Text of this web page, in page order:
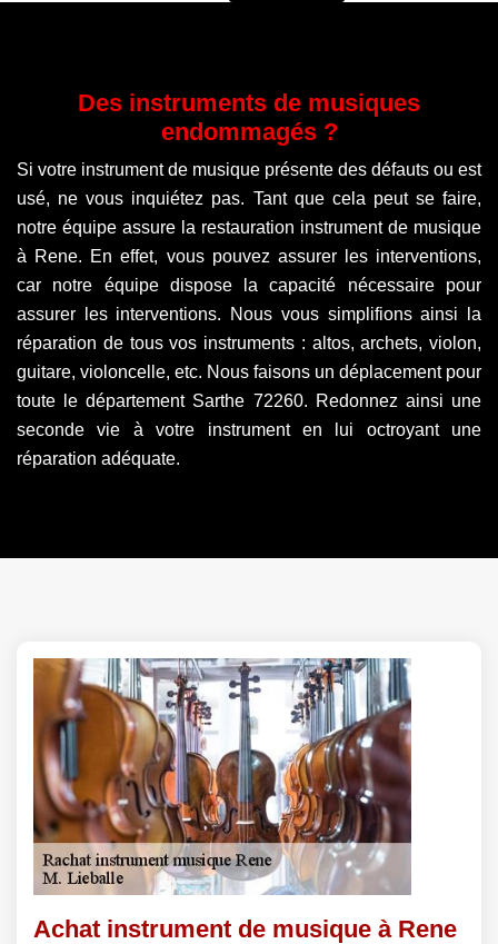
Des instruments de musiques
endommagés ?
Si votre instrument de musique présente des défauts ou est
usé, ne vous inquiétez pas. Tant que cela peut se faire,
notre équipe assure la restauration instrument de musique
à Rene. En effet, vous pouvez assurer les interventions,
car notre équipe dispose la capacité nécessaire pour
assurer les interventions. Nous vous simplifions ainsi la
réparation de tous vos instruments : altos, archets, violon,
guitare, violoncelle, etc. Nous faisons un déplacement pour
toute le département Sarthe 72260. Redonnez ainsi une
seconde vie à votre instrument en lui octroyant une
réparation adéquate.
Achat instrument de musique à Rene